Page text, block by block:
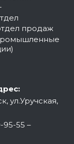
-
продаж
ул.Уручская,
95-55 –